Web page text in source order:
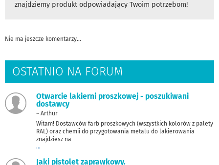
znajdziemy produkt odpowiadający Twoim potrzebom!
Nie ma jeszcze komentarzy...
OSTATNIO NA FORUM
Otwarcie lakierni proszkowej - poszukiwani
dostawcy
~ Arthur
Witam! Dostawców farb proszkowych (wszystkich kolorów z palety
RAL) oraz chemii do przygotowania metalu do lakierowania
znajdziesz na
...
Jaki pistolet zaprawkowy.